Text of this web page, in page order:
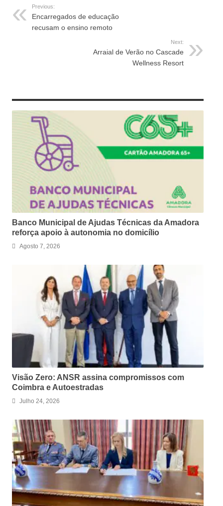
Previous:
Encarregados de educação
recusam o ensino remoto
Next:
Arraial de Verão no Cascade
Wellness Resort
Banco Municipal de Ajudas Técnicas da Amadora
reforça apoio à autonomia no domicílio
Agosto 7, 2026
Visão Zero: ANSR assina compromissos com
Coimbra e Autoestradas
Julho 24, 2026